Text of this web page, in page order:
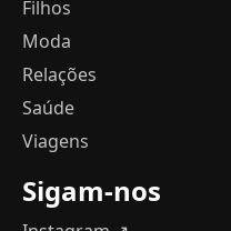
Filhos
Moda
Relações
Saúde
Viagens
Sigam-nos